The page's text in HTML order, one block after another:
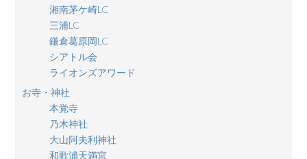
湘南茅ケ崎LC
三浦LC
鎌倉葛原岡LC
シアトル会
ライオンズアワード
お寺・神社
本覚寺
乃木神社
大山阿夫利神社
和歌浦天満宮